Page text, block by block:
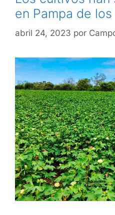
en Pampa de
abril 24, 2023 por